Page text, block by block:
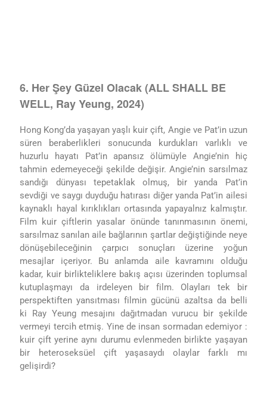
6. Her Şey Güzel Olacak (ALL SHALL BE
WELL, Ray Yeung, 2024)
Hong Kong’da yaşayan yaşlı kuir çift, Angie ve Pat’in uzun
süren beraberlikleri sonucunda kurdukları varlıklı ve
huzurlu hayatı Pat’in apansız ölümüyle Angie’nin hiç
tahmin edemeyeceği şekilde değişir. Angie’nin sarsılmaz
sandığı dünyası tepetaklak olmuş, bir yanda Pat’in
sevdiği ve saygı duyduğu hatırası diğer yanda Pat’in ailesi
kaynaklı hayal kırıklıkları ortasında yapayalnız kalmıştır.
Film kuir çiftlerin yasalar önünde tanınmasının önemi,
sarsılmaz sanılan aile bağlarının şartlar değiştiğinde neye
dönüşebileceğinin çarpıcı sonuçları üzerine yoğun
mesajlar içeriyor. Bu anlamda aile kavramını olduğu
kadar, kuir birlikteliklere bakış açısı üzerinden toplumsal
kutuplaşmayı da irdeleyen bir film. Olayları tek bir
perspektiften yansıtması filmin gücünü azaltsa da belli
ki Ray Yeung mesajını dağıtmadan vurucu bir şekilde
vermeyi tercih etmiş. Yine de insan sormadan edemiyor :
kuir çift yerine aynı durumu evlenmeden birlikte yaşayan
bir heteroseksüel çift yaşasaydı olaylar farklı mı
gelişirdi?